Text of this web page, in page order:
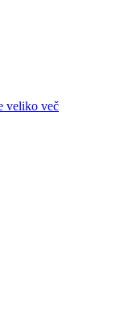
veliko več